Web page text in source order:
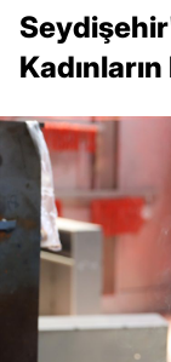
Kadınların